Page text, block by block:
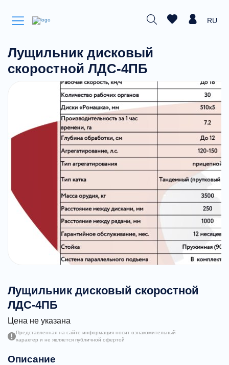
RU
Лущильник дисковый
скоростной ЛДС-4ПБ
Лущильник дисковый скоростной
ЛДС-4ПБ
Цена не указана
Представленная на сайте информация носит ознакомительный
характер и не является публичной офертой
Описание